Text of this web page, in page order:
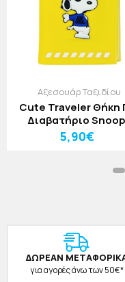
Αξεσουάρ Ταξιδίου
Cute Traveler Θήκη
Διαβατήριο
Φούξια
5,90€
ΔΩΡΕAΝ
για αγορές άνω των 50€*